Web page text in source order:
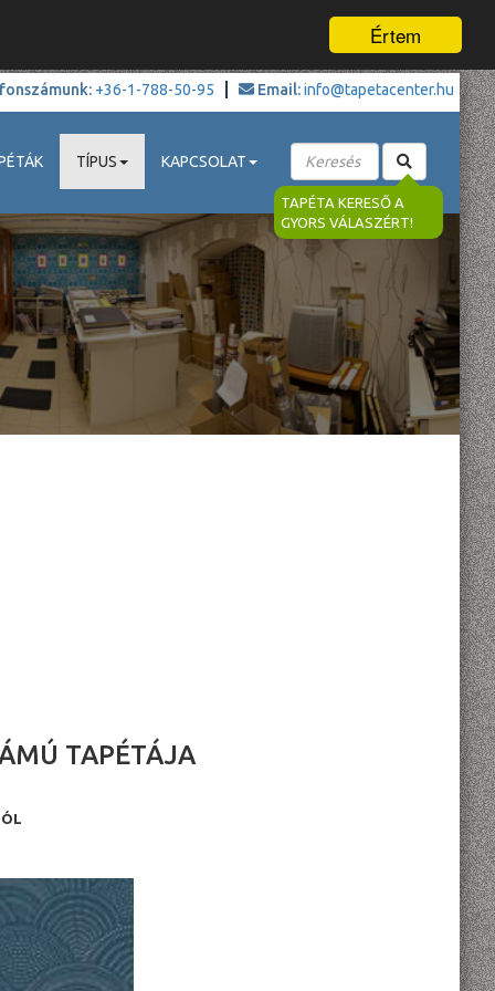
Értem
+36-1-788-50-95 Email:info@tapetacenter.hu
TÍPUS KAPCSOLAT
TAPÉTA KERESŐ A
GYORS VÁLASZÉRT!
TAPÉTÁJA